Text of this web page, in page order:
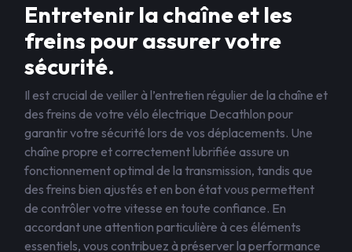
Entretenir la chaîne et les
freins pour assurer votre
sécurité.
Il est crucial de veiller à l’entretien régulier de la chaîne et
des freins de votre vélo électrique Decathlon pour
garantir votre sécurité lors de vos déplacements. Une
chaîne propre et correctement lubrifiée assure un
fonctionnement optimal de la transmission, tandis que
des freins bien ajustés et en bon état vous permettent
de contrôler votre vitesse en toute confiance. En
accordant une attention particulière à ces éléments
essentiels, vous contribuez à préserver la performance